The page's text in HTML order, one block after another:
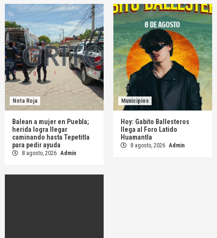
Nota Roja
Balean a mujer en Puebla;
herida logra llegar
caminando hasta Tepetitla
para pedir ayuda
8 agosto, 2026 Admin
Municipios
Hoy: Gabito Ballesteros
llega al Foro Latido
Huamantla
8 agosto, 2026 Admin